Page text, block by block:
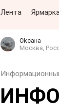
Лента
Оkсана
Москва,